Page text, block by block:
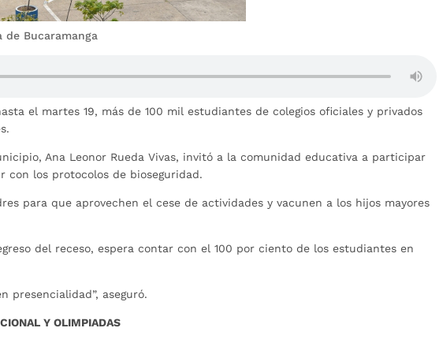
de Bucaramanga
el martes 19, más de 100 mil estudiantes de colegios oficiales y privados
Ana Leonor Rueda Vivas, invitó a la comunidad educativa a participar
con los protocolos de bioseguridad.
para que aprovechen el cese de actividades y vacunen a los hijos mayores
del receso, espera contar con el 100 por ciento de los estudiantes en
presencialidad”, aseguró.
Y OLIMPIADAS